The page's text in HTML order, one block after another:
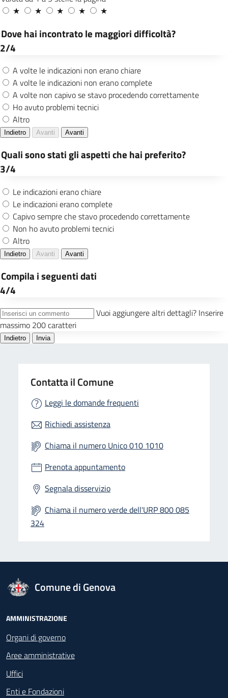
Contatta il Comune
Leggi le domande frequenti
Richiedi assistenza
Chiama il numero Unico 010 1010
Prenota appuntamento
Segnala disservizio
Chiama il numero verde dell'URP 800 085
324
logo Unione Europea
Comune di Genova
Footer - Navigazione
AMMINISTRAZIONE
Organi di governo
Aree amministrative
Uffici
Enti e Fondazioni